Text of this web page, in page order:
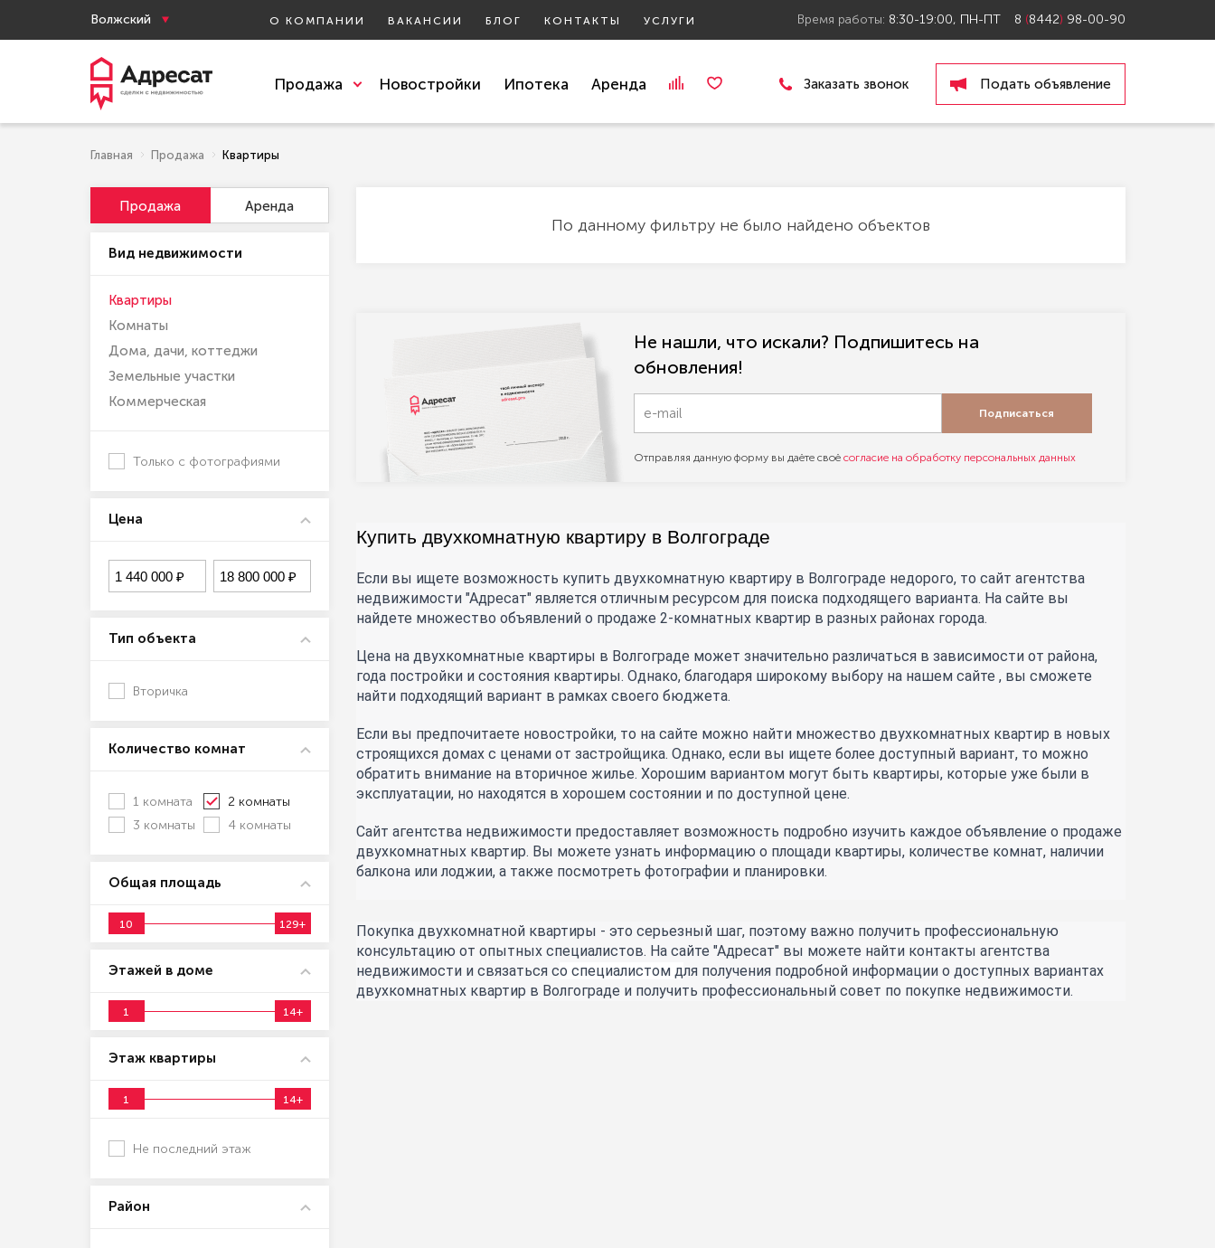
Волжский О КОМПАНИИ ВАКАНСИИ БЛОГ КОНТАКТЫ УСЛУГИ Время работы: 8:30-19:00, ПН-ПТ 8 (8442) 98-00-90
Продажа Новостройки Ипотека Аренда Заказать звонок Подать объявление
Главная Продажа Квартиры
Продажа Аренда
Вид недвижимости
Квартиры
Комнаты
Дома, дачи, коттеджи
Земельные участки
Коммерческая
Только с фотографиями
Цена
Тип объекта
Вторичка
Количество комнат
1 комната
2 комнаты
3 комнаты
4 комнаты
Общая площадь
10 129+
Этажей в доме
1 14+
Этаж квартиры
1 14+
Не последний этаж
Район
По данному фильтру не было найдено объектов
Не нашли, что искали? Подпишитесь на
обновления!
Подписаться
Отправляя данную форму вы даёте своё согласие на обработку персональных данных
Купить двухкомнатную квартиру в Волгограде
Если вы ищете возможность купить двухкомнатную квартиру в Волгограде недорого, то сайт агентства
недвижимости "Адресат" является отличным ресурсом для поиска подходящего варианта. На сайте вы
найдете множество объявлений о продаже 2-комнатных квартир в разных районах города.
Цена на двухкомнатные квартиры в Волгограде может значительно различаться в зависимости от района,
года постройки и состояния квартиры. Однако, благодаря широкому выбору на нашем сайте , вы сможете
найти подходящий вариант в рамках своего бюджета.
Если вы предпочитаете новостройки, то на сайте можно найти множество двухкомнатных квартир в новых
строящихся домах с ценами от застройщика. Однако, если вы ищете более доступный вариант, то можно
обратить внимание на вторичное жилье. Хорошим вариантом могут быть квартиры, которые уже были в
эксплуатации, но находятся в хорошем состоянии и по доступной цене.
Сайт агентства недвижимости предоставляет возможность подробно изучить каждое объявление о продаже
двухкомнатных квартир. Вы можете узнать информацию о площади квартиры, количестве комнат, наличии
балкона или лоджии, а также посмотреть фотографии и планировки.
Покупка двухкомнатной квартиры - это серьезный шаг, поэтому важно получить профессиональную
консультацию от опытных специалистов. На сайте "Адресат" вы можете найти контакты агентства
недвижимости и связаться со специалистом для получения подробной информации о доступных вариантах
двухкомнатных квартир в Волгограде и получить профессиональный совет по покупке недвижимости.